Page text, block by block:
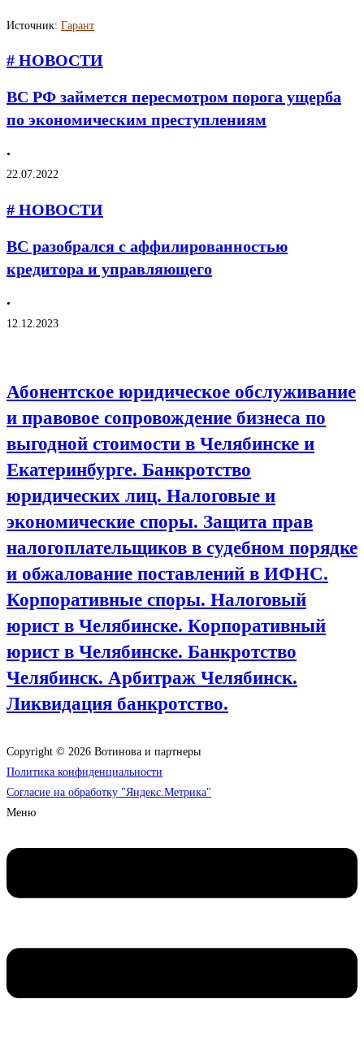
Источник: Гарант
# НОВОСТИ
ВС РФ займется пересмотром порога ущерба
по экономическим преступлениям
•
22.07.2022
# НОВОСТИ
ВС разобрался с аффилированностью
кредитора и управляющего
•
12.12.2023
Абонентское юридическое обслуживание
и правовое сопровождение бизнеса по
выгодной стоимости в Челябинске и
Екатеринбурге. Банкротство
юридических лиц. Налоговые и
экономические споры. Защита прав
налогоплательщиков в судебном порядке
и обжалование поставлений в ИФНС.
Корпоративные споры. Налоговый
юрист в Челябинске. Корпоративный
юрист в Челябинске. Банкротство
Челябинск. Арбитраж Челябинск.
Ликвидация банкротство.
Copyright © 2026 Вотинова и партнеры
Политика конфиденциальности
Согласие на обработку "Яндекс.Метрика"
Меню